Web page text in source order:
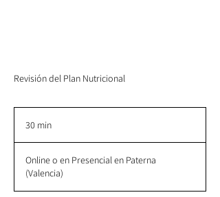
Revisión del Plan Nutricional
30 min
m
i
n
Online o en Presencial en Paterna
(Valencia)